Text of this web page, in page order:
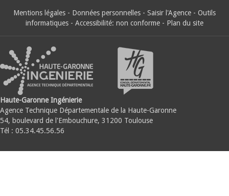
Mentions légales - Données personnelles - Saisir l'Agence - Outils
informatiques - Accessibilité: non conforme - Plan du site
Haute-Garonne Ingénierie
Agence Technique Départementale de la Haute-Garonne
54, boulevard de l'Embouchure, 31200 Toulouse
Tél : 05.34.45.56.56